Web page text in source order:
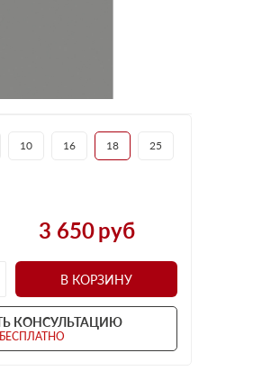
10 16 18 25
3 650руб
В КОРЗИНУ
КОНСУЛЬТАЦИЮ
БЕСПЛАТНО